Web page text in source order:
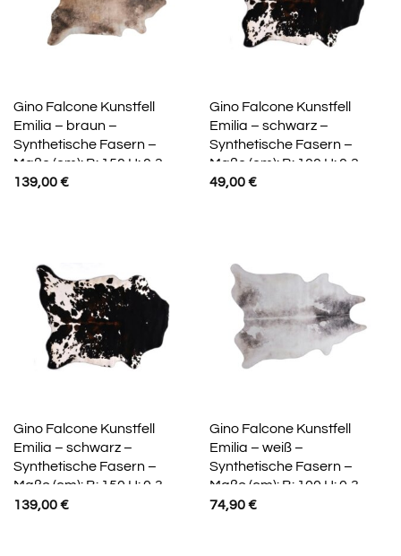
Gino Falcone Kunstfell
Emilia – braun –
Synthetische Fasern –
Maße (cm): B: 150 H: 0,3
139,00€
Gino Falcone Kunstfell
Emilia – schwarz –
Synthetische Fasern –
Maße (cm): B: 100 H: 0,3
49,00€
Gino Falcone Kunstfell
Emilia – schwarz –
Synthetische Fasern –
Maße (cm): B: 150 H: 0,3
139,00€
Gino Falcone Kunstfell
Emilia – weiß –
Synthetische Fasern –
Maße (cm): B: 100 H: 0,3
74,90€